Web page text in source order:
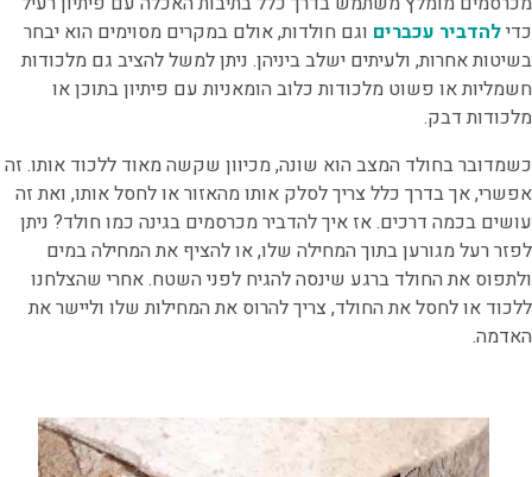
כדילהדביר עכברים וגם חולדות, אולם במקרים מסוימים הוא יבחר
בשיטות אחרות, ולעיתים ישלב ביניהן. ניתן למשל להציב גם מלכודות
חשמליות או פשוט מלכודות כלוב הומאניות עם פיתיון בתוכן או
מלכודות דבק.
כשמדובר בחולד המצב הוא שונה, מכיוון שקשה מאוד ללכוד אותו. זה
אפשרי, אך בדרך כלל צריך לסלק אותו מהאזור או לחסל אותו, ואת זה
עושים בכמה דרכים. אז איך להדביר מכרסמים בגינה כמו חולד? ניתן
לפזר רעל מגורען בתוך המחילה שלו, או להציף את המחילה במים
ולתפוס את החולד ברגע שינסה להגיח לפני השטח. אחרי שהצלחנו
ללכוד או לחסל את החולד, צריך להרוס את המחילות שלו וליישר את
האדמה.